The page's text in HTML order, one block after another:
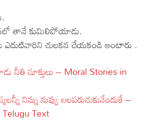
తనలో తానే కుమిలిపోయాడు.
ఎదుటివారిని చులకన చేయకండి అంటారు .
సూక్తులు – Moral Stories in
నిన్ను నువ్వు బలపరుచుకునేందుకే –
Text